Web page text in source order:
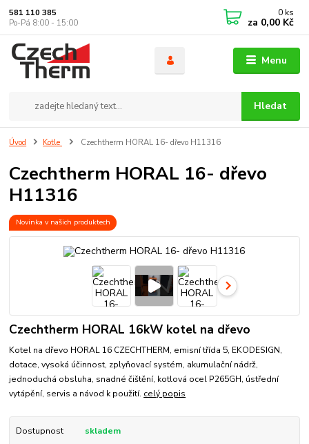
Menu
Hledat
581 110 385
Po-Pá 8:00 - 15:00
0 ks
za 0,00 Kč
Úvod Kotle Czechtherm HORAL 16- dřevo H11316
Czechtherm HORAL 16- dřevo
H11316
Novinka v našich produktech
Czechtherm HORAL 16kW kotel na dřevo
Kotel na dřevo HORAL 16 CZECHTHERM, emisní třída 5, EKODESIGN,
dotace, vysoká účinnost, zplyňovací systém, akumulační nádrž,
jednoduchá obsluha, snadné čištění, kotlová ocel P265GH, ústřední
vytápění, servis a návod k použití. celý popis
Dostupnost skladem